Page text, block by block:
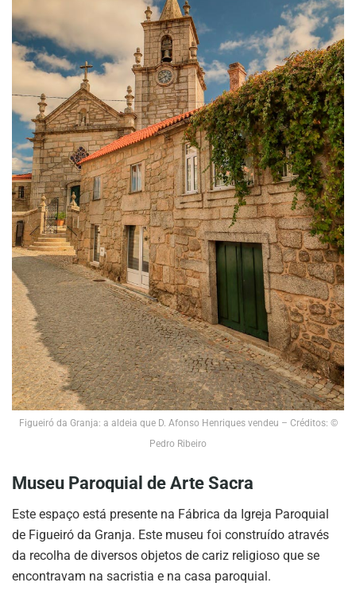
Figueiró da Granja: a aldeia que D. Afonso Henriques vendeu – Créditos: ©
Pedro Ribeiro
Museu Paroquial de Arte Sacra
Este espaço está presente na Fábrica da Igreja Paroquial
de Figueiró da Granja. Este museu foi construído através
da recolha de diversos objetos de cariz religioso que se
encontravam na sacristia e na casa paroquial.